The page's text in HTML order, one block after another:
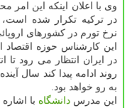
وی با اعلان اینکه این امر
در ترکیه تکرار شده
نرخ تورم در کشورهای
این کارشناس حوزه اقتصاد
به رو خواهد بود.
این مدرس دانشگاه با